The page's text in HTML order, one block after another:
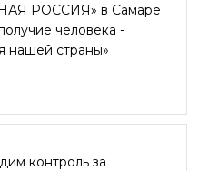
РОССИЯ» в Самаре
человека -
нашей страны»
контроль за